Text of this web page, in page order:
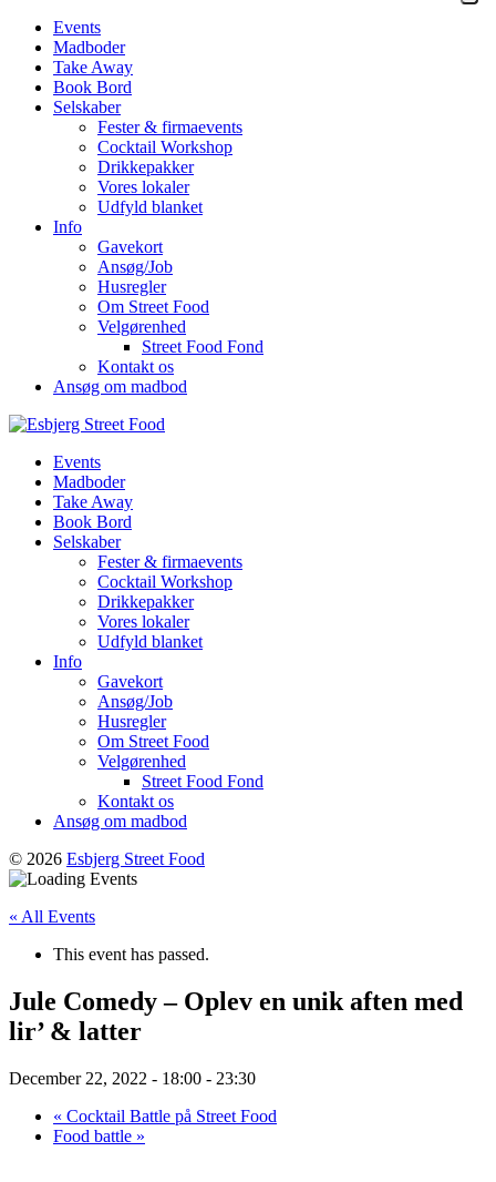
Events
Madboder
Take Away
Book Bord
Selskaber
Fester & firmaevents
Cocktail Workshop
Drikkepakker
Vores lokaler
Udfyld blanket
Info
Gavekort
Ansøg/Job
Husregler
Om Street Food
Velgørenhed
Street Food Fond
Kontakt os
Ansøg om madbod
Events
Madboder
Take Away
Book Bord
Selskaber
Fester & firmaevents
Cocktail Workshop
Drikkepakker
Vores lokaler
Udfyld blanket
Info
Gavekort
Ansøg/Job
Husregler
Om Street Food
Velgørenhed
Street Food Fond
Kontakt os
Ansøg om madbod
© 2026 Esbjerg Street Food
« All Events
This event has passed.
Jule Comedy – Oplev en unik aften med
lir’ & latter
December 22, 2022 - 18:00 - 23:30
« Cocktail Battle på Street Food
Food battle »